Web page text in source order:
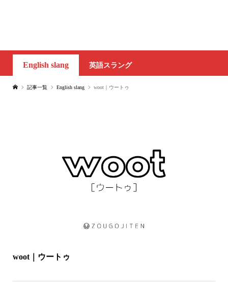
English slang 英語スラング
記事一覧 English slang woot｜ウートゥ
woot｜ウートゥ